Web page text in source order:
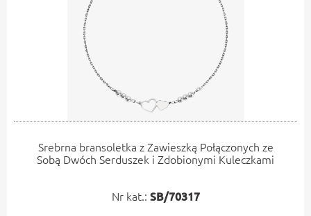
Srebrna bransoletka z Zawieszką Połączonych ze
Sobą Dwóch Serduszek i Zdobionymi Kuleczkami
Nr kat.: SB/70317